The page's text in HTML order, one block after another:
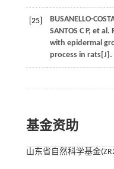
[25]
BUSANELLO-
SANTOS C P, et
with epidermal
process in rats[J].
基金资助
山东省自然科学基金